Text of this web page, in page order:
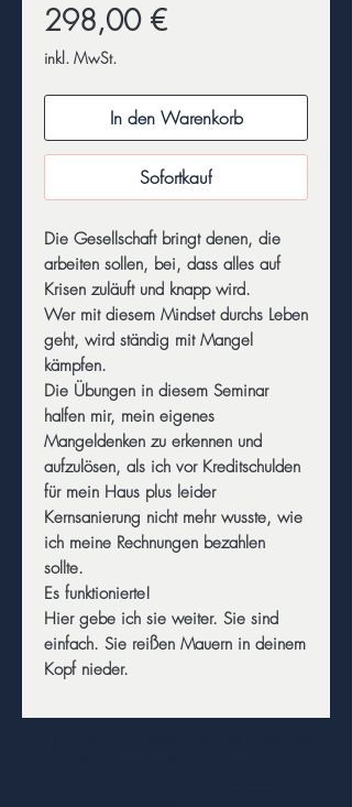
298,00 €Preis
inkl. MwSt.
In den Warenkorb
Sofortkauf
Die Gesellschaft bringt denen, die
arbeiten sollen, bei, dass alles auf
Krisen zuläuft und knapp wird.
Wer mit diesem Mindset durchs Leben
geht, wird ständig mit Mangel
kämpfen.
Die Übungen in diesem Seminar
halfen mir, mein eigenes
Mangeldenken zu erkennen und
aufzulösen, als ich vor Kreditschulden
für mein Haus plus leider
Kernsanierung nicht mehr wusste, wie
ich meine Rechnungen bezahlen
sollte.
Es funktionierte!
Hier gebe ich sie weiter. Sie sind
einfach. Sie reißen Mauern in deinem
Kopf nieder.